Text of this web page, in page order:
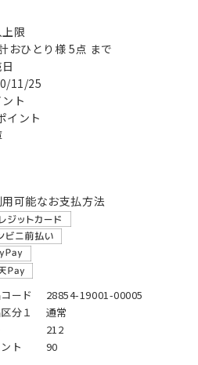
限
おひとり様 5点 まで
11/25
ト
イント
用可能なお支払方法
ード
28854-19001-00005
分１
通常
212
ト
90